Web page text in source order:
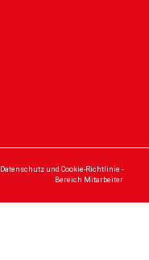
Datenschutz und Cookie-Richtlinie -
Bereich Mitarbeiter